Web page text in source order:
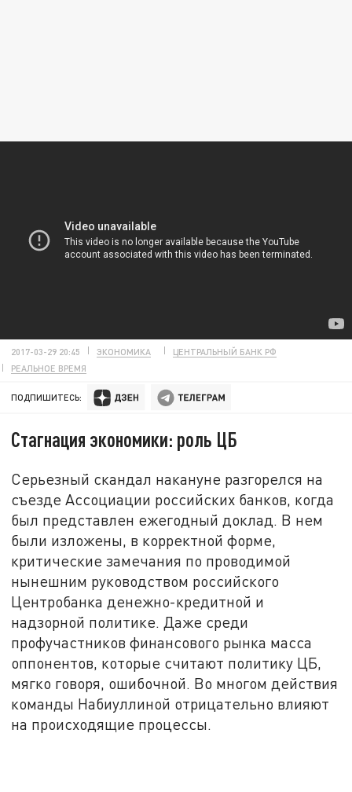
2017-03-29 20:45 ЭКОНОМИКА
ЦЕНТРАЛЬНЫЙ БАНК РФ
РЕАЛЬНОЕ ВРЕМЯ
ПОДПИШИТЕСЬ:
Стагнация экономики: роль ЦБ
Серьезный скандал накануне разгорелся на
съезде Ассоциации российских банков, когда
был представлен ежегодный доклад. В нем
были изложены, в корректной форме,
критические замечания по проводимой
нынешним руководством российского
Центробанка денежно-кредитной и
надзорной политике. Даже среди
профучастников финансового рынка масса
оппонентов, которые считают политику ЦБ,
мягко говоря, ошибочной. Во многом действия
команды Набиуллиной отрицательно влияют
на происходящие процессы.